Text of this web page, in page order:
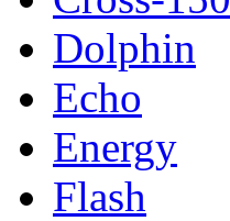
Dolphin
Echo
Energy
Flash